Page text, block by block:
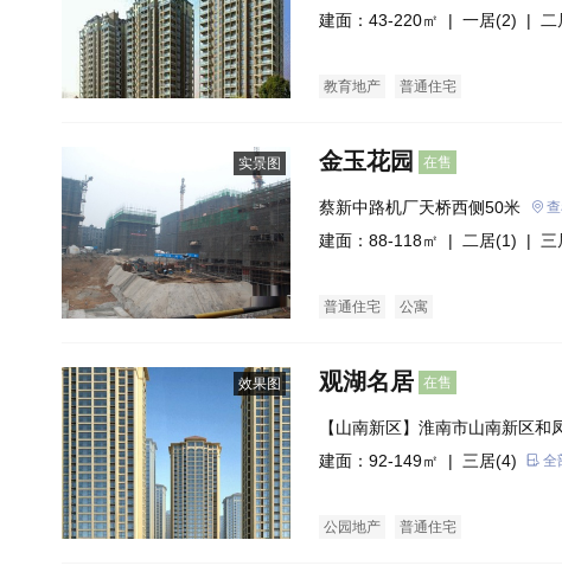
建面：43-220㎡ | 一居(2) | 二
教育地产 普通住宅
实景图 金玉花园 在售
蔡新中路机厂天桥西侧50米
建面：88-118㎡ | 二居(1) | 三
普通住宅 公寓
效果图 观湖名居 在售
【山南新区】淮南市山南新区和
湖路交汇
建面：92-149㎡ | 三居(4) 全
公园地产 普通住宅